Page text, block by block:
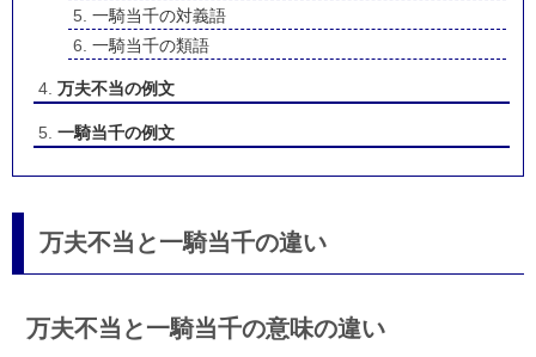
一騎当千の対義語
一騎当千の類語
万夫不当の例文
一騎当千の例文
万夫不当と一騎当千の違い
万夫不当と一騎当千の意味の違い